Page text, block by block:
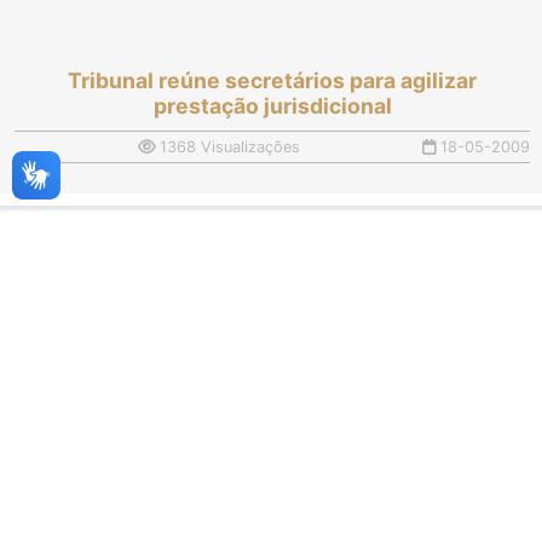
Tribunal reúne secretários para agilizar
prestação jurisdicional
1368 Visualizações 18-05-2009